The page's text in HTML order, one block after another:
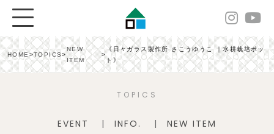
HOME>TOPICS>
NEW
ITEM
>
《日々ガラス製作所 さこうゆうこ ｜水耕栽培ポッ
ト》
TOPICS
EVENT INFO. NEW ITEM